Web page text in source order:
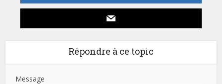
Répondre à ce topic
Message